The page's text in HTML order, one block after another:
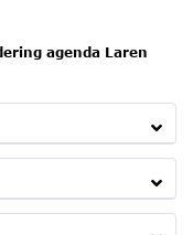
agenda Laren